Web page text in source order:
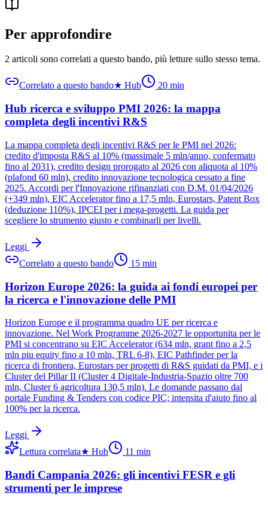
Per approfondire
2 articoli sono correlati a questo bando, più letture sullo stesso tema.
Correlato a questo bando★ Hub 20 min
Hub ricerca e sviluppo PMI 2026: la mappa
completa degli incentivi R&S
La mappa completa degli incentivi R&S per le PMI nel 2026:
credito d'imposta R&S al 10% (massimale 5 mln/anno, confermato
fino al 2031), credito design prorogato al 2026 con aliquota al 10%
(plafond 60 mln), credito innovazione tecnologica cessato a fine
2025. Accordi per l'Innovazione rifinanziati con D.M. 01/04/2026
(+349 mln), EIC Accelerator fino a 17,5 mln, Eurostars, Patent Box
(deduzione 110%), IPCEI per i mega-progetti. La guida per
scegliere lo strumento giusto e combinarli per livelli.
Leggi
Correlato a questo bando
15 min
Horizon Europe 2026: la guida ai fondi europei per
la ricerca e l'innovazione delle PMI
Horizon Europe e il programma quadro UE per ricerca e
innovazione. Nel Work Programme 2026-2027 le opportunita per le
PMI si concentrano su EIC Accelerator (634 mln, grant fino a 2,5
mln piu equity fino a 10 mln, TRL 6-8), EIC Pathfinder per la
ricerca di frontiera, Eurostars per progetti di R&S guidati da PMI, e i
Cluster del Pillar II (Cluster 4 Digitale-Industria-Spazio oltre 700
mln, Cluster 6 agricoltura 130,5 mln). Le domande passano dal
portale Funding & Tenders con codice PIC; intensita d'aiuto fino al
100% per la ricerca.
Leggi
Lettura correlata★ Hub 11 min
Bandi Campania 2026: gli incentivi FESR e gli
strumenti per le imprese